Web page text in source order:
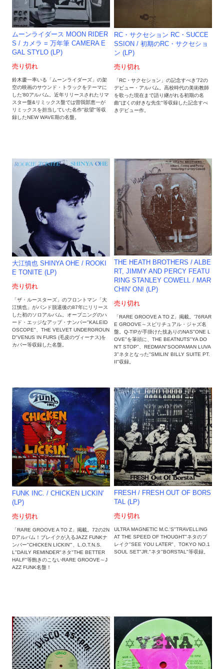
ムーンライダース MOON RIDER
S / カメラ = 万年筆 CAMERA E
GAL STYLO (LP)
売り切れ
鈴木慶一率いる「ムーンライダーズ」の架
空の映画のサウンド・トラックをテーマに
した'80アルバム。近年リリースされたリマ
スター盤&リミックス盤では曽我部恵一が
リミックスを担当していた名作"欲望"等収
録したNEW WAVE期の名盤。
RC・サクセション RC・SUCCE
SSION / 初期のRC・サクセショ
ン (LP)
売り切れ
「RC・サクセション」の記念すべき'72の
デビュー・アルバム。高校時代の美術教師
を歌った現在まで語り継がれる初期の名
曲"ぼくの好きな先生"等収録した記念すべ
きデビュー作。
大江慎也 SHINYA OHE / ROOKI
E TONITE (LP)
売り切れ
「ザ・ルースターズ」のフロントマン「大
江慎也」がバンド脱退後の87年にリリース
した初のソロアルバム。オープニングのハ
ード・エッジなアップ・ナンバー"KALEID
OSCOPE"、THE VELVET UNDERGROUN
D"VENUS IN FURS (毛皮のヴィーナス)を
カバー等収録した名盤。
THE HEATH BROTHERS / ALBE
RT, JIMMY AND PERCY FEATU
RING STANLEY COWELL / MAR
CHIN' ON! (LP)
売り切れ
「RARE GROOVE A TO Z」掲載。'76RAR
E GROOVE～スピリチュアル・ジャズ名
盤。Q-TIPが手掛けた技ありのNAS"ONE L
OVE"を筆頭に、THE BEATNUTS"YA DO
N'T STOP"、REDMAN"SOOPAMAN LUVA
3"ネタとなった"SMILIN' BILLY SUITE PT.
II"収録。
FUNK INC. / CHICKEN LICKIN'
(LP)
売り切れ
「RARE GROOVE A TO Z」掲載。72の2N
Dアルバム！ブレイクが入るJAZZ FUNKナ
ンバー"CHICKEN LICKIN'"、L.O.T.N.S.
L"DAILY REMINDER"ネタ"THE BETTER
HALF"等飽きのこないRARE GROOVE～J
AZZ FUNK名盤！
FRESH / FRESH OUT OF BORS
TAL (LP)
売り切れ
ULTRA MAGNETIC M.C.'S"TRAVELLING
AT THE SPEED OF THOUGHT"ネタのブ
レイク"SEE YOU LATER"、TOKYO NO.1
SOUL SET"JR."ネタ"BORSTAL"等収録。